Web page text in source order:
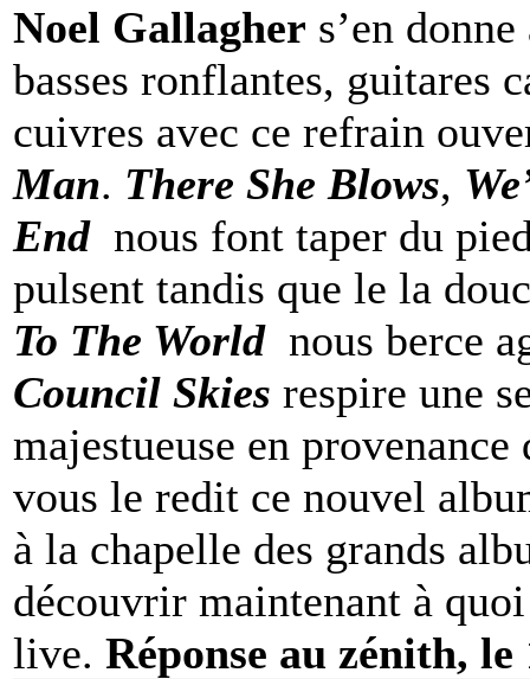
Noel Gallagher s’en
basses ronflantes, guitares
cuivres avec ce refrain
Man. There She Blows,
Endnous font taper du
pulsent tandis que le la
To The Worldnous berce
Council Skies respire une
majestueuse en
vous le redit ce nouvel
à la chapelle des grands
découvrir maintenant à
live. Réponse au zénith,